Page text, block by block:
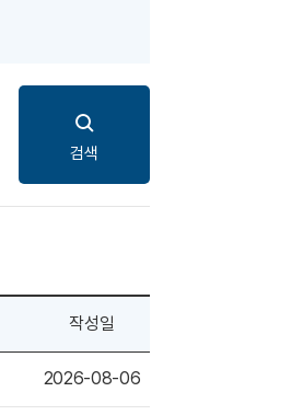
검색
작성일
2026-08-06